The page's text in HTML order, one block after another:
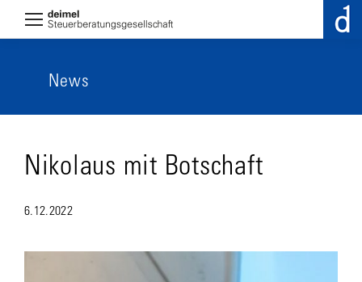
News
Nikolaus mit Botschaft
6.12.2022